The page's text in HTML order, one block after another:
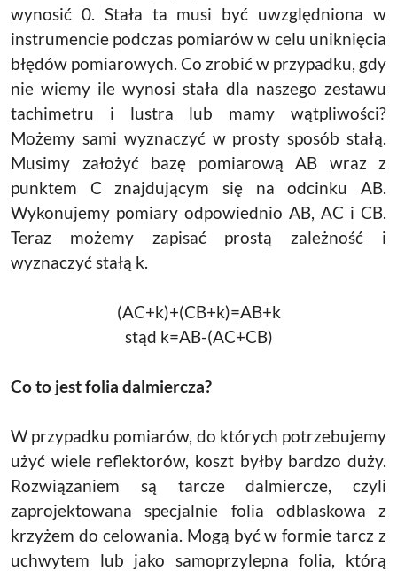
wynosić 0. Stała ta musi być uwzględniona w
instrumencie podczas pomiarów w celu uniknięcia
błędów pomiarowych. Co zrobić w przypadku, gdy
nie wiemy ile wynosi stała dla naszego zestawu
tachimetru i lustra lub mamy wątpliwości?
Możemy sami wyznaczyć w prosty sposób stałą.
Musimy założyć bazę pomiarową AB wraz z
punktem C znajdującym się na odcinku AB.
Wykonujemy pomiary odpowiednio AB, AC i CB.
Teraz możemy zapisać prostą zależność i
wyznaczyć stałą k.
(AC+k)+(CB+k)=AB+k
stąd k=AB-(AC+CB)
Co to jest folia dalmiercza?
W przypadku pomiarów, do których potrzebujemy
użyć wiele reflektorów, koszt byłby bardzo duży.
Rozwiązaniem są tarcze dalmiercze, czyli
zaprojektowana specjalnie folia odblaskowa z
krzyżem do celowania. Mogą być w formie tarcz z
uchwytem lub jako samoprzylepna folia, którą